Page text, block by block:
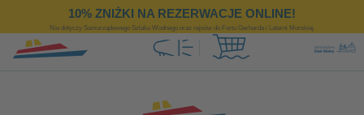
https://www.adler-schiffe.pl/
10% ZNIŻKI NA REZERWACJE ONLINE!
Nie dotyczy Samorządowego Szlaku Wodnego oraz rejsów do Fortu Gerharda i Latarni Morskiej.